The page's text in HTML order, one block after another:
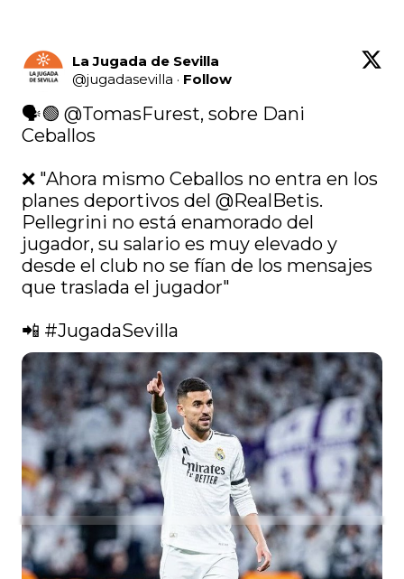
La Jugada de Sevilla
@jugadasevilla · Follow
🗣️🟢 @TomasFurest, sobre Dani
Ceballos
❌ "Ahora mismo Ceballos no entra en los
planes deportivos del @RealBetis.
Pellegrini no está enamorado del
jugador, su salario es muy elevado y
desde el club no se fían de los mensajes
que traslada el jugador"
📲 #JugadaSevilla